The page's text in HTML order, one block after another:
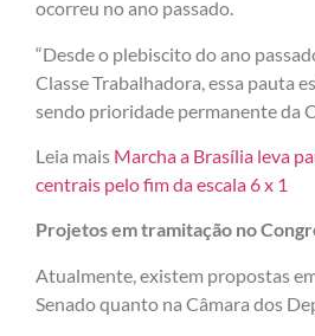
ocorreu no ano passado.
“Desde o plebiscito do ano
Classe Trabalhadora, essa pauta
sendo prioridade permanente da
Leia mais Marcha a Brasília leva
centrais pelo fim da escala 6 x 1
Projetos em tramitação no
Atualmente, existem propostas
Senado quanto na Câmara dos